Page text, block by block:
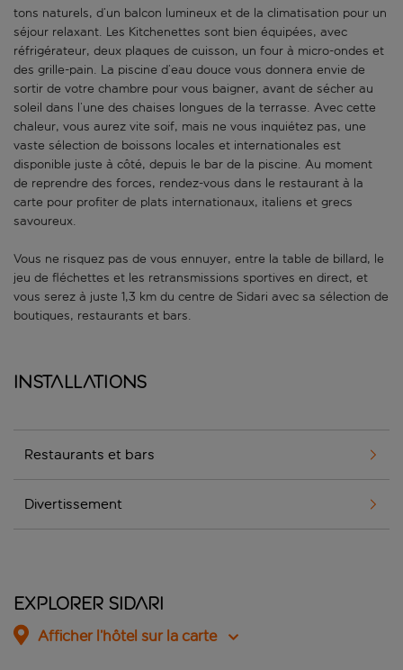
tons naturels, d’un balcon lumineux et de la climatisation pour un
séjour relaxant. Les Kitchenettes sont bien équipées, avec
réfrigérateur, deux plaques de cuisson, un four à micro-ondes et
des grille-pain. La piscine d’eau douce vous donnera envie de
sortir de votre chambre pour vous baigner, avant de sécher au
soleil dans l’une des chaises longues de la terrasse. Avec cette
chaleur, vous aurez vite soif, mais ne vous inquiétez pas, une
vaste sélection de boissons locales et internationales est
disponible juste à côté, depuis le bar de la piscine. Au moment
de reprendre des forces, rendez-vous dans le restaurant à la
carte pour profiter de plats internationaux, italiens et grecs
savoureux.
Vous ne risquez pas de vous ennuyer, entre la table de billard, le
jeu de fléchettes et les retransmissions sportives en direct, et
vous serez à juste 1,3 km du centre de Sidari avec sa sélection de
boutiques, restaurants et bars.
Installations
Restaurants et bars
Divertissement
Explorer Sidari
Afficher l’hôtel sur la carte